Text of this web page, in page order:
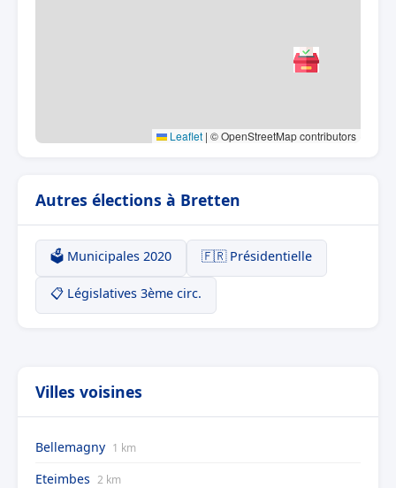
Leaflet | © OpenStreetMap contributors
Autres élections à Bretten
🗳️ Municipales 2020 🇫🇷 Présidentielle
📋 Législatives 3ème circ.
Villes voisines
Bellemagny 1 km
Eteimbes 2 km